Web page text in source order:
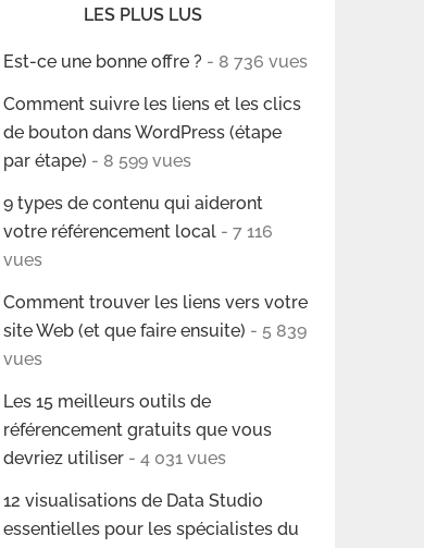
LES PLUS LUS
Est-ce une bonne offre ? - 8 736 vues
Comment suivre les liens et les clics
de bouton dans WordPress (étape
par étape) - 8 599 vues
9 types de contenu qui aideront
votre référencement local - 7 116
vues
Comment trouver les liens vers votre
site Web (et que faire ensuite) - 5 839
vues
Les 15 meilleurs outils de
référencement gratuits que vous
devriez utiliser - 4 031 vues
12 visualisations de Data Studio
essentielles pour les spécialistes du